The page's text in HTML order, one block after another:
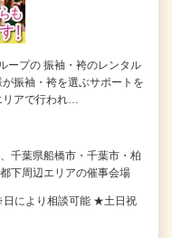
ープの 振袖・袴のレンタル
振袖・袴を選ぶサポートを
アで行われ…
千葉県船橋市・千葉市・柏
下周辺エリアの催事会場
により相談可能 ★土日祝